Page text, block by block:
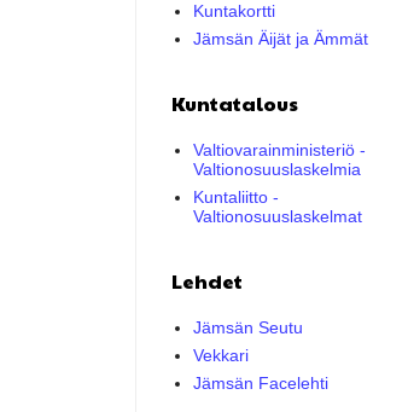
Kuntakortti
Jämsän Äijät ja Ämmät
Kuntatalous
Valtiovarainministeriö -
Valtionosuuslaskelmia
Kuntaliitto -
Valtionosuuslaskelmat
Lehdet
Jämsän Seutu
Vekkari
Jämsän Facelehti